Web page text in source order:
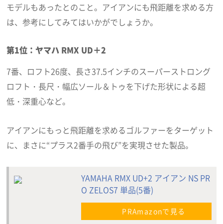
モデルもあったとのこと。アイアンにも飛距離を求める方
は、参考にしてみてはいかがでしょうか。
第1位：ヤマハ RMX UD＋2
7番、ロフト26度、長さ37.5インチのスーパーストロング
ロフト・長尺・幅広ソール＆トゥを下げた形状による超
低・深重心など。
アイアンにもっと飛距離を求めるゴルファーをターゲット
に、まさに“プラス2番手の飛び”を実現させた製品。
YAMAHA RMX UD+2 アイアン NS PR
O ZELOS7 単品(5番)
PRAmazonで見る